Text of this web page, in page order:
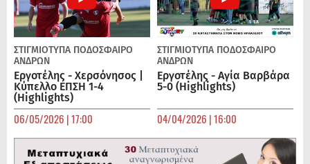
ΣΤΙΓΜΙΟΤΥΠΑ ΠΟΔΌΣΦΑΙΡΟ
ΑΝΔΡΏΝ
Εργοτέλης - Χερσόνησος |
Κύπελλο ΕΠΣΗ 1-4
(Highlights)
06/05/2026 | 17:00
ΣΤΙΓΜΙΟΤΥΠΑ ΠΟΔΌΣΦΑΙΡΟ
ΑΝΔΡΏΝ
Εργοτέλης - Αγία Βαρβάρα
5-0 (Highlights)
04/04/2026 | 16:00